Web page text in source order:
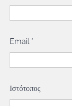
Email *
Ιστότοπος